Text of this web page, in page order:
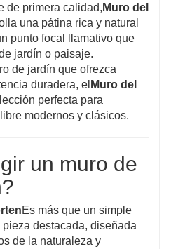
eliminando la
frecuentes como los
permite una
permitiendo la
elementos de
trepadoras o asientos
en la construcción
alternativa visualmente
los límites de jardín.
de primera calidad, Muro del
una pátina rica y natural
punto focal llamativo que
jardín o paisaje.
de jardín que ofrezca
duradera, el Muro del
perfecta para
modernos y clásicos.
un muro de
Es más que un simple
pieza destacada, diseñada
de la naturaleza y